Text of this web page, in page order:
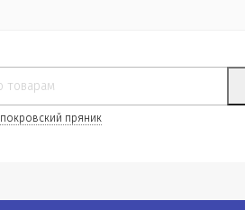
покровский пряник